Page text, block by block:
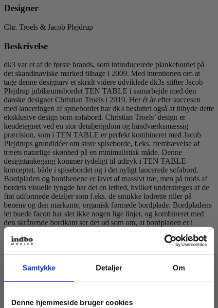
Samtykke Detaljer Om
Denne hjemmeside bruger cookies
Designer
Chr. Troels & Jacob Plejdrup
Beskrivelse
dk3 var et af de første brands, som introducerede plankebordet på
det skandinaviske marked tilbage i 2009. Med intentionen om at
tage denne designarv et skridt videre udviklede dk3s stifter Jacob
Plejdrup jubilæumsbordet TEN TABLE i samarbejde med den
danske designer Christian Troels i 2019. Her ét år efter succesen
med lanceringen af spisebordet har dk3 besluttet også at tilbyde dette
eksklusive design som sofabord. Christian Troels’ design er
kendetegnet ved en stor detaljerigdom og håndværksmæssig
præcision, som i TEN TABLE er perfekt kombineret med Jacob
Plejdrups grundidéer om store spiseborde, f.eks. fremhævelse af
træets naturlige skønhed på en minimalistisk måde. Denne
designtankegang kommer tydeligt til udtryk i TEN TABLE-
konceptet, både i spisebordet og i det nyligt lancerede sofabord.
Bordpladen og bordbenene er lavet af massivt træ, men på trods af
bordets visuelle tyngde har det en lethed, hvilket understreges af de
fint udformede detaljer som f.eks. de smukke lodrette riller på
benene og den markante, organisk formede bordplade. Bordpladens
let buede facon har slet ikke nogen lige linjer, og kombineret med
den skrånende bordkant ser det ud som om, at bordpladen er i
konstant bevægelse, hvilket giver bordet et unikt udtryk.
Bordplade/ben
Sortlakeret eg